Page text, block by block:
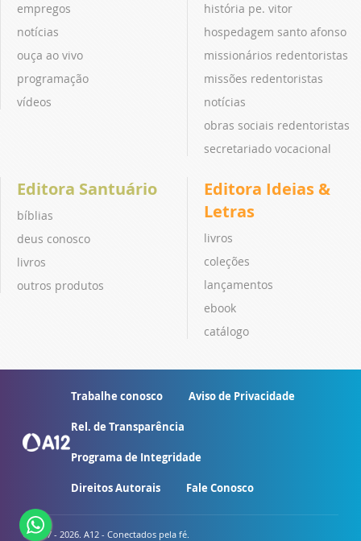
empregos
notícias
ouça ao vivo
programação
vídeos
história pe. vitor
hospedagem santo afonso
missionários redentoristas
missões redentoristas
notícias
obras sociais redentoristas
secretariado vocacional
Editora Santuário
bíblias
deus conosco
livros
outros produtos
Editora Ideias &
Letras
livros
coleções
lançamentos
ebook
catálogo
Trabalhe conosco Aviso de Privacidade
Rel. de Transparência
Programa de Integridade
Direitos Autorais Fale Conosco
© 2007 - 2026. A12 - Conectados pela fé.